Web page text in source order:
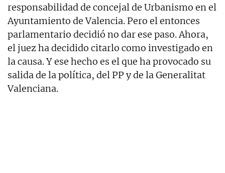
responsabilidad de concejal de Urbanismo en el
Ayuntamiento de Valencia. Pero el entonces
parlamentario decidió no dar ese paso. Ahora,
el juez ha decidido citarlo como investigado en
la causa. Y ese hecho es el que ha provocado su
salida de la política, del PP y de la Generalitat
Valenciana.